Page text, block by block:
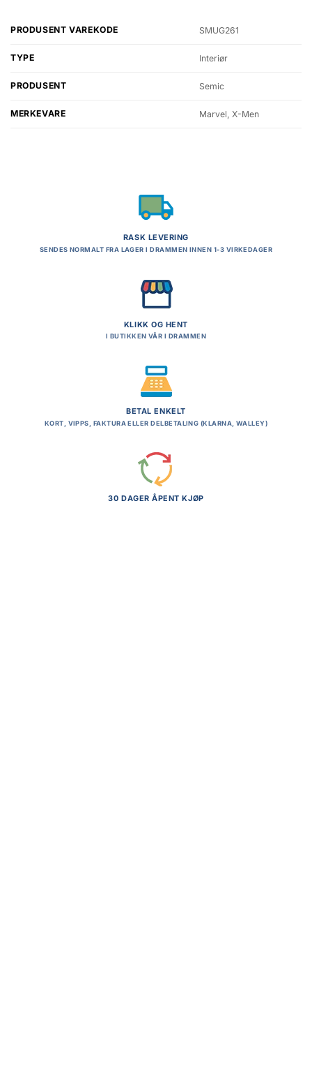
PRODUSENT VAREKODE SMUG261
TYPE Interiør
PRODUSENT Semic
MERKEVARE Marvel, X-Men
RASK LEVERING
SENDES NORMALT FRA LAGER I DRAMMEN INNEN 1-3 VIRKEDAGER
KLIKK OG HENT
I BUTIKKEN VÅR I DRAMMEN
BETAL ENKELT
KORT, VIPPS, FAKTURA ELLER DELBETALING (KLARNA, WALLEY)
30 DAGER ÅPENT KJØP